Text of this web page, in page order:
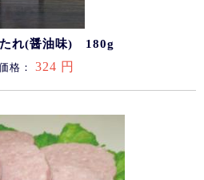
れ(醤油味) 180g
格： 324 円